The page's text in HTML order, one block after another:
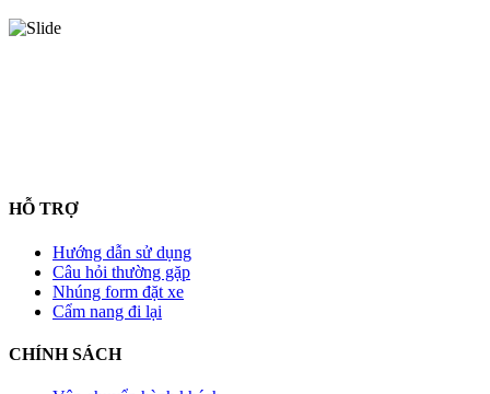
HỖ TRỢ
Hướng dẫn sử dụng
Câu hỏi thường gặp
Nhúng form đặt xe
Cẩm nang đi lại
CHÍNH SÁCH